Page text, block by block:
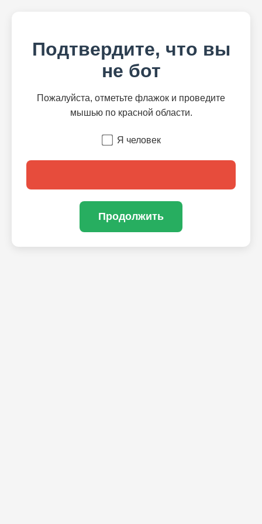
Подтвердите, что вы
не бот
Пожалуйста, отметьте флажок и проведите
мышью по красной области.
Я человек
Продолжить